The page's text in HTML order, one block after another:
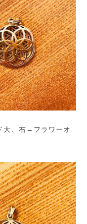
、右→フラワーオ